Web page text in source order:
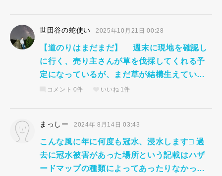
世田谷の蛇使い 2025年10月21日 00:28
【道のりはまだまだ】 週末に現地を確認し
に行く、売り主さんが草を伐採してくれる予
定になっているが、まだ草が結構生えてい…
コメント 0件 いいね 1件
まっしー 2024年 8月14日 03:43
こんな風に年に何度も冠水、浸水します□ 過
去に冠水被害があった場所という記載はハザ
ードマップの種類によってあったりなかっ…